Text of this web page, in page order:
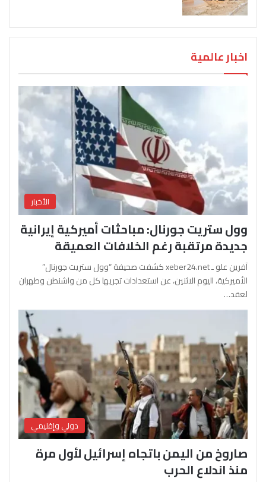
اخبار عالمية
الأخبار
وول ستريت جورنال: مباحثات أميركية إيرانية
جديدة مرتقبة رغم الخلافات العميقة
آفرين علو ـ xeber24.net كشفت صحيفة “وول ستريت جورنال”
الأميركية، اليوم الاثنين، عن استعدادات تجريها كل من واشنطن وطهران
لعقد…
دولي وإقليمي
صاروخ من اليمن باتجاه إسرائيل لأول مرة
منذ اندلاع الحرب